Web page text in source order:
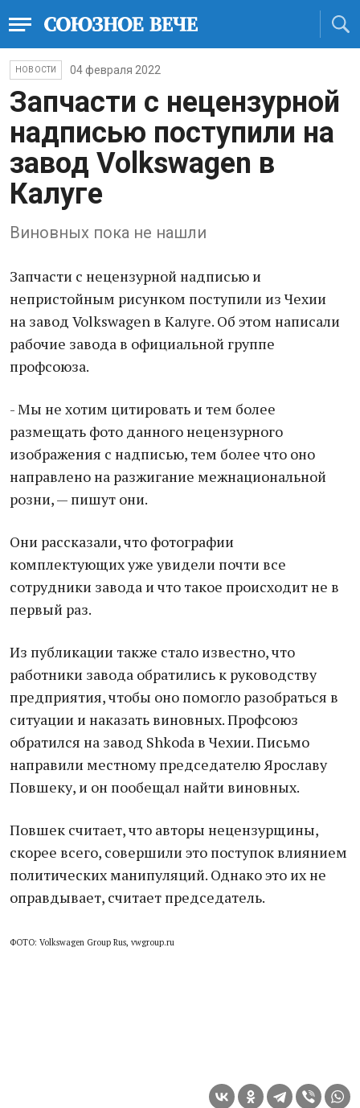
НОВОСТИ 04 февраля 2022
Запчасти с нецензурной
надписью поступили на
завод Volkswagen в
Калуге
Виновных пока не нашли
Запчасти с нецензурной надписью и
непристойным рисунком поступили из Чехии
на завод Volkswagen в Калуге. Об этом написали
рабочие завода в официальной группе
профсоюза.
- Мы не хотим цитировать и тем более
размещать фото данного нецензурного
изображения с надписью, тем более что оно
направлено на разжигание межнациональной
розни, — пишут они.
Они рассказали, что фотографии
комплектующих уже увидели почти все
сотрудники завода и что такое происходит не в
первый раз.
Из публикации также стало известно, что
работники завода обратились к руководству
предприятия, чтобы оно помогло разобраться в
ситуации и наказать виновных. Профсоюз
обратился на завод Shkoda в Чехии. Письмо
направили местному председателю Ярославу
Повшеку, и он пообещал найти виновных.
Повшек считает, что авторы нецензурщины,
скорее всего, совершили это поступок влиянием
политических манипуляций. Однако это их не
оправдывает, считает председатель.
ФОТО: Volkswagen Group Rus, vwgroup.ru